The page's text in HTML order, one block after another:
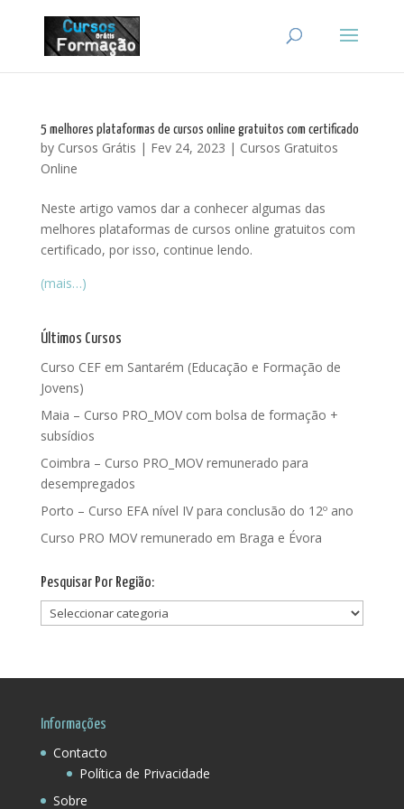
5 melhores plataformas de cursos online gratuitos com certificado
by Cursos Grátis | Fev 24, 2023 | Cursos Gratuitos
Online
Neste artigo vamos dar a conhecer algumas das
melhores plataformas de cursos online gratuitos com
certificado, por isso, continue lendo.
(mais…)
Últimos Cursos
Curso CEF em Santarém (Educação e Formação de
Jovens)
Maia – Curso PRO_MOV com bolsa de formação +
subsídios
Coimbra – Curso PRO_MOV remunerado para
desempregados
Porto – Curso EFA nível IV para conclusão do 12º ano
Curso PRO MOV remunerado em Braga e Évora
Pesquisar Por Região:
Pesquisar
Por
Informações
Contacto
Política de Privacidade
Sobre